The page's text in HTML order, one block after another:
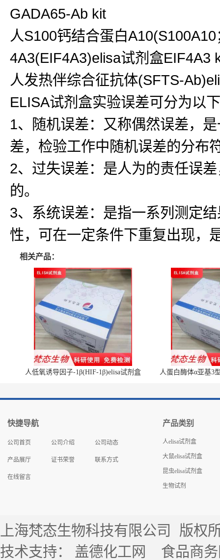
GADA65-Ab kit
人S100钙结合蛋白
4A3(EIF4A3)elisa试剂盒EIF4A3
人发热伴综合征抗体(SFTS-
ELISA试剂盒实验误差可分为以
1、随机误差：又称偶然误差，
差，检验工作中随机误差的分布
2、过失误差：是人为的责任误
的。
3、系统误差：是指一系列测定
性，可在一定条件下重复出现，
相关产品：
人低氧诱导因子-1β(HIF-1β)elisa试剂盒 人蛋白酶体α亚基3
快捷导航
公司首页 公司介绍 公司动态
产品展厅 证书荣誉 联系方式
在线留言
产品类别
人elisa试剂盒
大鼠elisa试剂盒
昆虫elisa试剂盒
生物试剂
上海梵态生物科技有限公司
版权
技术支持： 盖德化工网 食品商